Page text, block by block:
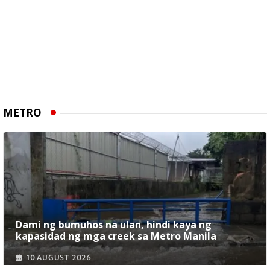
METRO
Dami ng bumuhos na ulan, hindi kaya ng
kapasidad ng mga creek sa Metro Manila
10 AUGUST 2026